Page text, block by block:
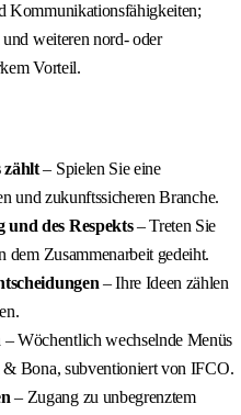
Kommunikationsfähigkeiten;
weiteren nord- oder
Vorteil.
zählt– Spielen Sie eine
und zukunftssicheren Branche.
des Respekts– Treten Sie
dem Zusammenarbeit gedeiht.
– Ihre Ideen zählen
– Wöchentlich wechselnde Menüs
Bona, subventioniert von IFCO.
– Zugang zu unbegrenztem